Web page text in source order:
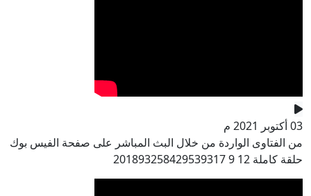
03 أكتوبر 2021 م
من الفتاوى الواردة من خلال البث المباشر على صفحة الفيس بوك
حلقة كاملة 12 9 201893258429539317